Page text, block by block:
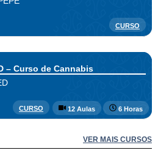
CURSO
– Curso de Cannabis
CURSO 12 Aulas 6 Horas
VER MAIS CURSOS